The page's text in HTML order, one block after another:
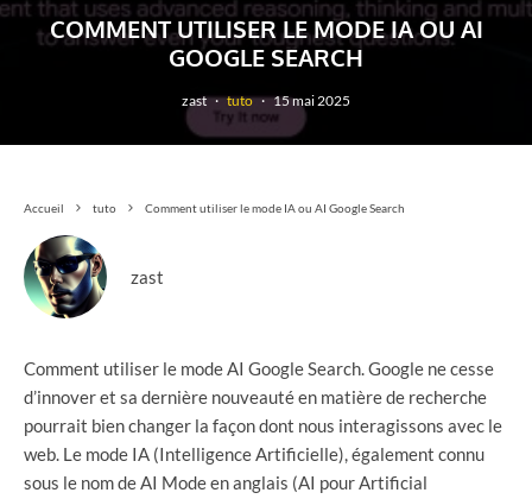
COMMENT UTILISER LE MODE IA OU AI
GOOGLE SEARCH
zast · tuto · 15 mai 2025
Accueil tuto Comment utiliser le mode IA ou AI Google Search
zast
Comment utiliser le mode AI Google Search. Google ne cesse
d’innover et sa dernière nouveauté en matière de recherche
pourrait bien changer la façon dont nous interagissons avec le
web. Le mode IA (Intelligence Artificielle), également connu
sous le nom de AI Mode en anglais (AI pour Artificial